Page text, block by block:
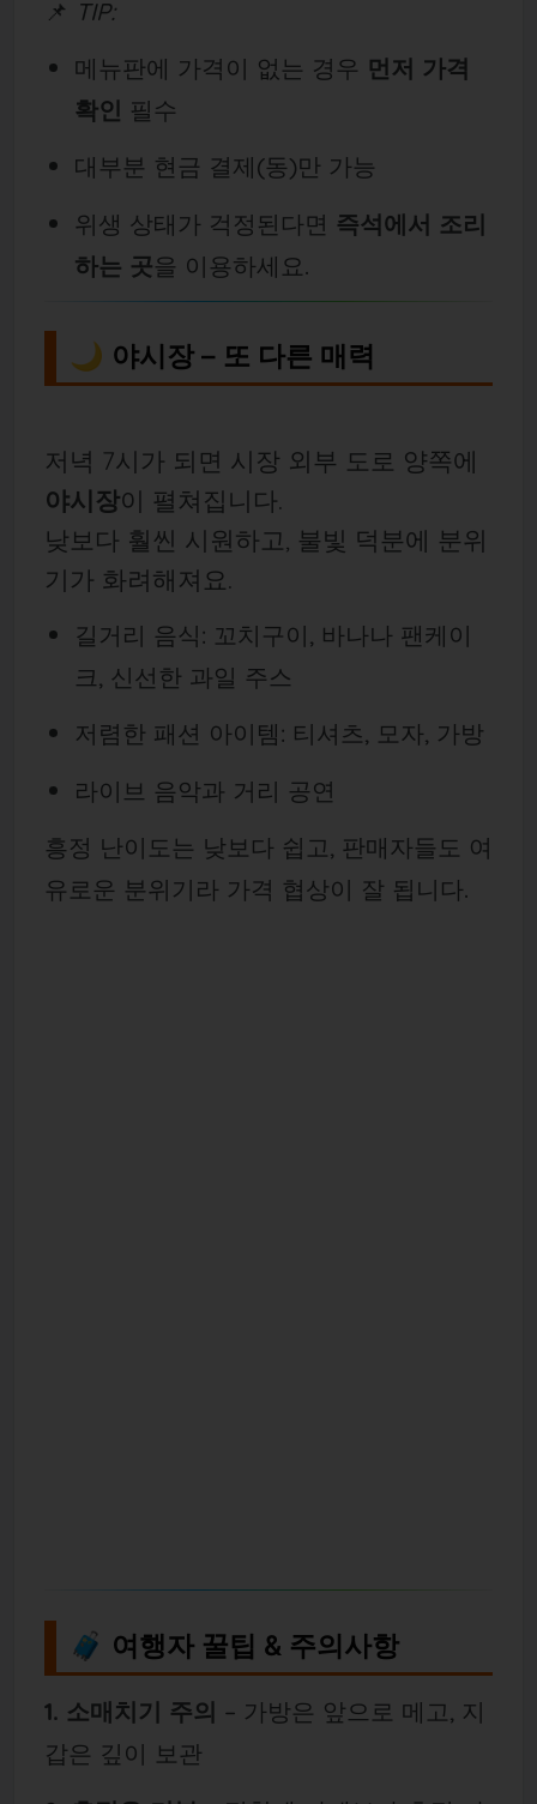
📌 TIP:
메뉴판에 가격이 없는 경우 먼저 가격
확인 필수
대부분 현금 결제(동)만 가능
위생 상태가 걱정된다면 즉석에서 조리
하는 곳을 이용하세요.
🌙 야시장 – 또 다른 매력
저녁 7시가 되면 시장 외부 도로 양쪽에
야시장이 펼쳐집니다.
낮보다 훨씬 시원하고, 불빛 덕분에 분위
기가 화려해져요.
길거리 음식: 꼬치구이, 바나나 팬케이
크, 신선한 과일 주스
저렴한 패션 아이템: 티셔츠, 모자, 가방
라이브 음악과 거리 공연
흥정 난이도는 낮보다 쉽고, 판매자들도 여
유로운 분위기라 가격 협상이 잘 됩니다.
🧳 여행자 꿀팁 & 주의사항
1. 소매치기 주의 – 가방은 앞으로 메고, 지
갑은 깊이 보관